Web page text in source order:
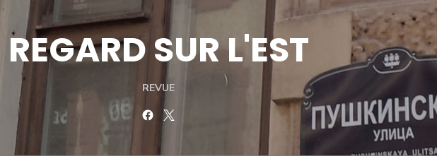
REGARD SUR L'EST
REVUE
Facebook